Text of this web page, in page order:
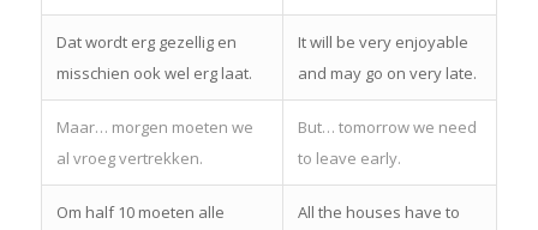
Dat wordt erg gezellig en
misschien ook wel erg laat.
It will be very enjoyable
and may go on very late.
Maar… morgen moeten we
al vroeg vertrekken.
But… tomorrow we need
to leave early.
Om half 10 moeten alle
All the houses have to